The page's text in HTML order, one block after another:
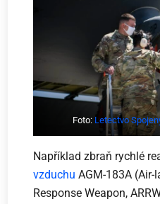
Foto: Letectvo
Například zbraň rychlé
vzduchu AGM-183A (Air-
Response Weapon,